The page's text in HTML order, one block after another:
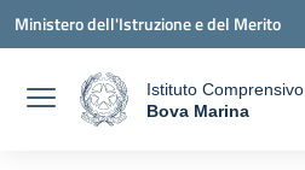
Vai ai contenuti
Vai al menu di navigazione
Vai al footer
Ministero dell'Istruzione e del Merito
Istituto Comprensivo
Bova Marina